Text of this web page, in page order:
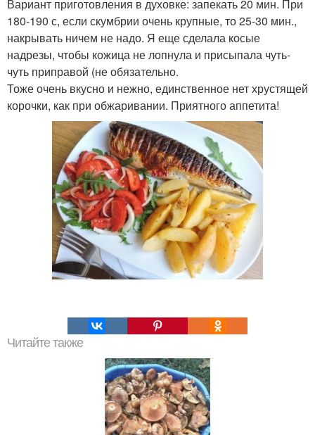
Вариант приготовления в духовке: запекать 20 мин. При
180-190 с, если скумбрии очень крупные, то 25-30 мин.,
накрывать ничем не надо. Я еще сделала косые
надрезы, чтобы кожица не лопнула и присыпала чуть-
чуть приправой (не обязательно.
Тоже очень вкусно и нежно, единственное нет хрустящей
корочки, как при обжаривании. Приятного аппетита!
Читайте также